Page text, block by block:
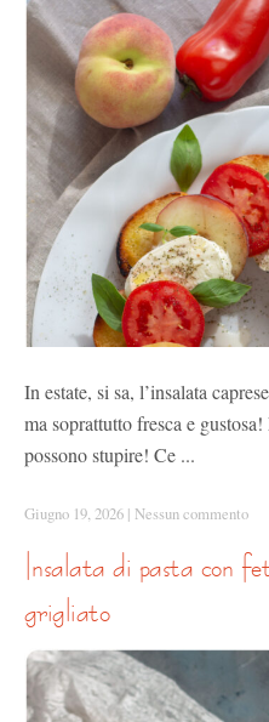
In estate, si sa, l’insalata
ma soprattutto fresca e
possono stupire! Ce ...
Giugno 19, 2026 | Nessun commento
insalata di pasta con feta alle erbe e pollo
grigliato